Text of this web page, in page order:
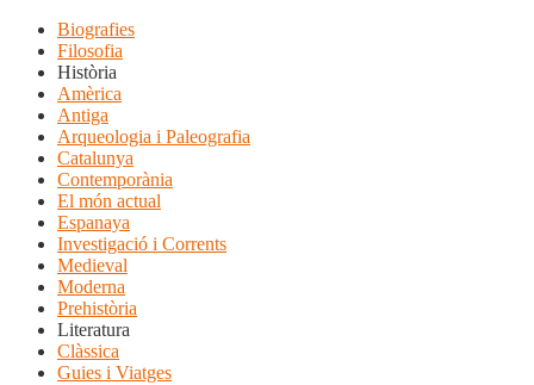
Biografies
Filosofia
Història
Amèrica
Antiga
Arqueologia i Paleografia
Catalunya
Contemporània
El món actual
Espanaya
Investigació i Corrents
Medieval
Moderna
Prehistòria
Literatura
Clàssica
Guies i Viatges